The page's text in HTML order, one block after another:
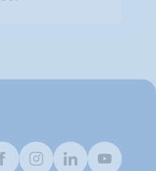
FacebookInstagramLinkedInYoutube